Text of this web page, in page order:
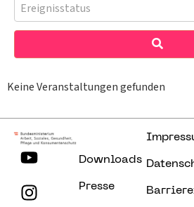
Ereignisstatus
Keine Veranstaltungen gefunden
Downloads
Presse